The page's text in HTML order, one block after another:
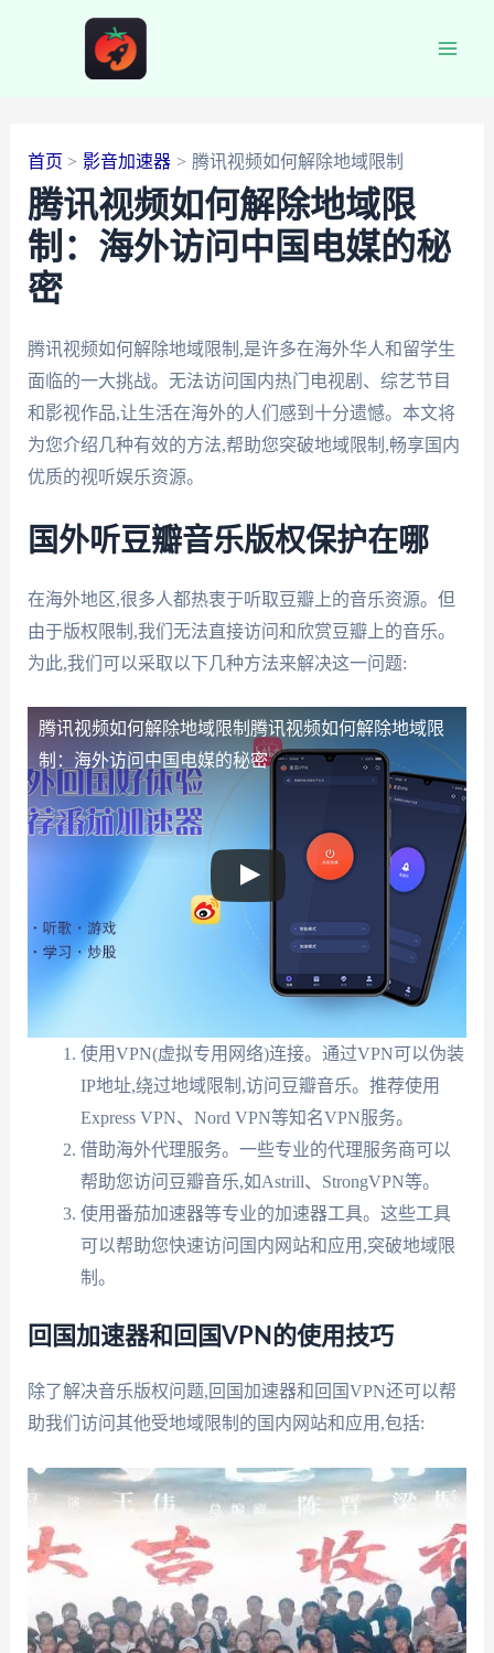
首页 影音加速器 腾讯视频如何解除地域限制
腾讯视频如何解除地域限
制：海外访问中国电媒的秘
密
腾讯视频如何解除地域限制,是许多在海外华人和留学生
面临的一大挑战。无法访问国内热门电视剧、综艺节目
和影视作品,让生活在海外的人们感到十分遗憾。本文将
为您介绍几种有效的方法,帮助您突破地域限制,畅享国内
优质的视听娱乐资源。
国外听豆瓣音乐版权保护在哪
在海外地区,很多人都热衷于听取豆瓣上的音乐资源。但
由于版权限制,我们无法直接访问和欣赏豆瓣上的音乐。
为此,我们可以采取以下几种方法来解决这一问题:
腾讯视频如何解除地域限制 腾讯视频如何解除地域限
制：海外访问中国电媒的秘密
使用VPN(虚拟专用网络)连接。通过VPN可以伪装
IP地址,绕过地域限制,访问豆瓣音乐。推荐使用
Express VPN、Nord VPN等知名VPN服务。
借助海外代理服务。一些专业的代理服务商可以
帮助您访问豆瓣音乐,如Astrill、StrongVPN等。
使用番茄加速器等专业的加速器工具。这些工具
可以帮助您快速访问国内网站和应用,突破地域限
制。
回国加速器和回国VPN的使用技巧
除了解决音乐版权问题,回国加速器和回国VPN还可以帮
助我们访问其他受地域限制的国内网站和应用,包括: